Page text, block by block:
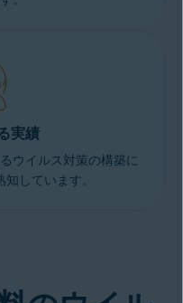
実績
ウイルス対策の構築に
しています。